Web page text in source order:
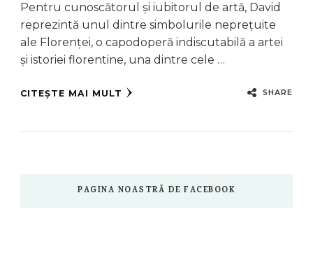
Pentru cunoscătorul și iubitorul de artă, David
reprezintă unul dintre simbolurile neprețuite
ale Florenței, o capodoperă indiscutabilă a artei
și istoriei florentine, una dintre cele …
CITEȘTE MAI MULT SHARE
PAGINA NOASTRĂ DE FACEBOOK